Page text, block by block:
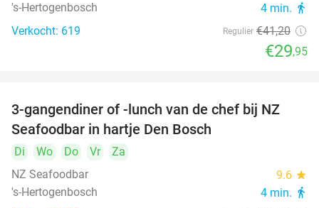
's-Hertogenbosch 4 min. directions_walk
Verkocht: 619 Regulier €41,20
€29,95
46%
3-gangendiner of -lunch van de chef bij NZ
Seafoodbar in hartje Den Bosch
Di Wo Do Vr
Za
NZ Seafoodbar
9.6 star
's-Hertogenbosch 4 min. directions_walk